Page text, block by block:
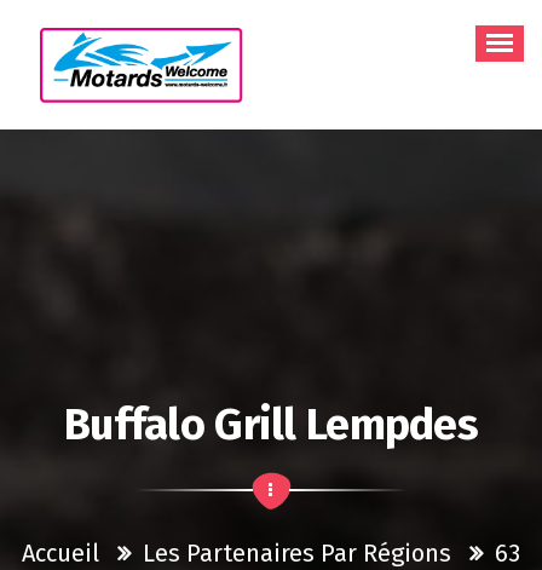
contenu
Buffalo Grill Lempdes
Accueil Les Partenaires Par Régions
63